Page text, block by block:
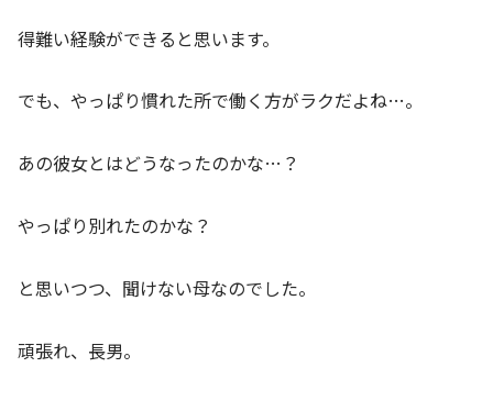
得難い経験ができると思います。
でも、やっぱり慣れた所で働く方がラクだよね…。
あの彼女とはどうなったのかな…？
やっぱり別れたのかな？
と思いつつ、聞けない母なのでした。
頑張れ、長男。